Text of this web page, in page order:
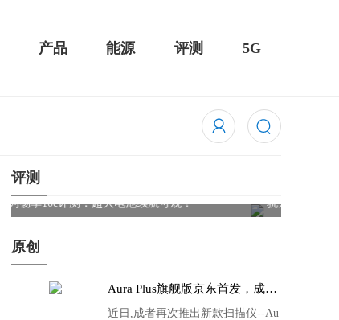
产品 能源 评测 5G
评测
骁龙855 Plus横扫千军！黑鲨游戏手机2 Pro评测：
原创
Aura Plus旗舰版京东首发，成者
近日,成者再次推出新款扫描仪--Au